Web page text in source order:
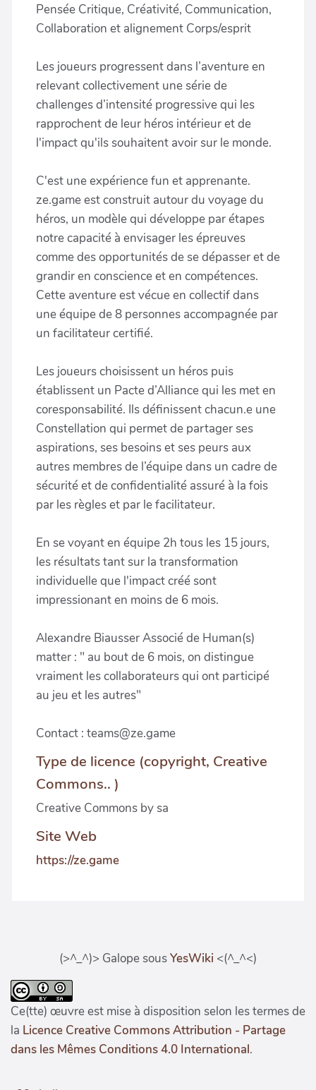
Pensée Critique, Créativité, Communication,
Collaboration et alignement Corps/esprit
Les joueurs progressent dans l’aventure en
relevant collectivement une série de
challenges d’intensité progressive qui les
rapprochent de leur héros intérieur et de
l'impact qu'ils souhaitent avoir sur le monde.
C'est une expérience fun et apprenante.
ze.game est construit autour du voyage du
héros, un modèle qui développe par étapes
notre capacité à envisager les épreuves
comme des opportunités de se dépasser et de
grandir en conscience et en compétences.
Cette aventure est vécue en collectif dans
une équipe de 8 personnes accompagnée par
un facilitateur certifié.
Les joueurs choisissent un héros puis
établissent un Pacte d’Alliance qui les met en
coresponsabilité. Ils définissent chacun.e une
Constellation qui permet de partager ses
aspirations, ses besoins et ses peurs aux
autres membres de l’équipe dans un cadre de
sécurité et de confidentialité assuré à la fois
par les règles et par le facilitateur.
En se voyant en équipe 2h tous les 15 jours,
les résultats tant sur la transformation
individuelle que l'impact créé sont
impressionant en moins de 6 mois.
Alexandre Biausser Associé de Human(s)
matter : " au bout de 6 mois, on distingue
vraiment les collaborateurs qui ont participé
au jeu et les autres"
Contact : teams@ze.game
Type de licence (copyright, Creative
Commons.. )
Creative Commons by sa
Site Web
https://ze.game
(>^_^)> Galope sousYesWiki <(^_^<)
Ce(tte) œuvre est mise à disposition selon les termes de
la Licence Creative Commons Attribution - Partage
dans les Mêmes Conditions 4.0 International.